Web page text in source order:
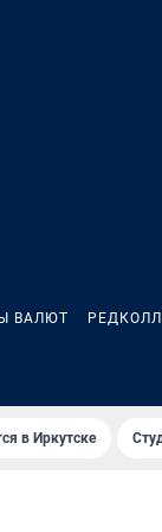
ВАЛЮТ
в Иркутске